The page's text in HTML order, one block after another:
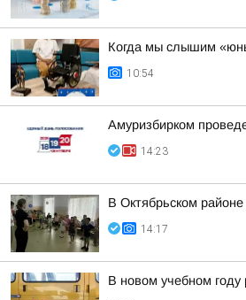
Когда мы слышим
10:54
Амуризбирком
14:23
В Октябрьском
14:17
В новом учебном